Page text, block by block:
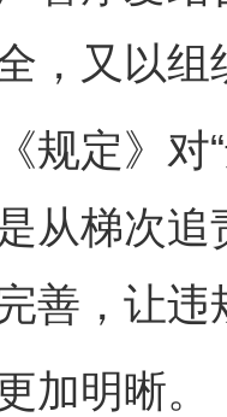
，又以
定》对“
从梯次
善，让
明晰。